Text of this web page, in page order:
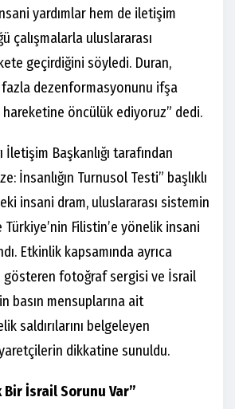
yardımlar hem de iletişim
çalışmalarla uluslararası
geçirdiğini söyledi. Duran,
fazla dezenformasyonunu ifşa
öncülük ediyoruz” dedi.
İletişim Başkanlığı tarafından
İnsanlığın Turnusol Testi” başlıklı
insani dram, uluslararası sistemin
Filistin’e yönelik insani
Etkinlik kapsamında ayrıca
gösteren fotoğraf sergisi ve İsrail
basın mensuplarına ait
saldırılarını belgeleyen
dikkatine sunuldu.
Bir İsrail Sorunu Var”